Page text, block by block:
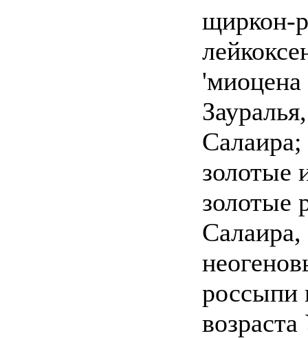
щиркон-
'миоцена
золотые
золотые
россыпи